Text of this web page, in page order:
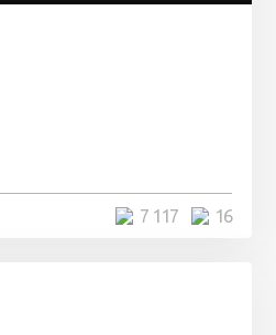
16
7 117